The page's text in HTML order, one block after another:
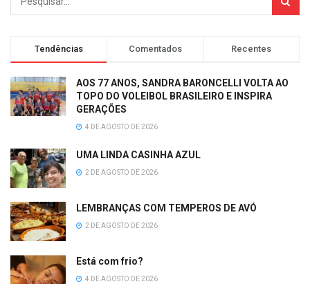
Tendências Comentados Recentes
AOS 77 ANOS, SANDRA BARONCELLI VOLTA AO
TOPO DO VOLEIBOL BRASILEIRO E INSPIRA
GERAÇÕES
4 DE AGOSTO DE 2026
UMA LINDA CASINHA AZUL
2 DE AGOSTO DE 2026
LEMBRANÇAS COM TEMPEROS DE AVÓ
2 DE AGOSTO DE 2026
Está com frio?
4 DE AGOSTO DE 2026